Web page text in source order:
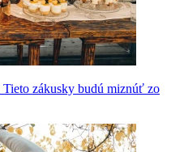
Tieto zákusky budú miznúť zo